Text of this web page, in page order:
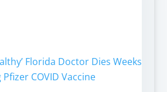
Florida Doctor Dies Weeks
COVID Vaccine